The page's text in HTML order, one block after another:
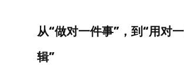
从“做对一件事”，到“用对
辑”